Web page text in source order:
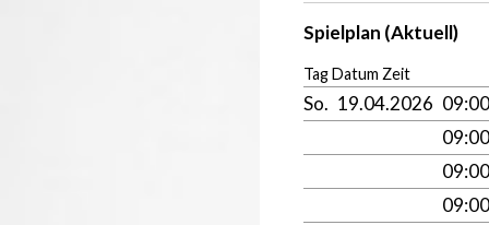
Spielplan (Aktuell)
Tag Datum Zeit
So. 19.04.2026